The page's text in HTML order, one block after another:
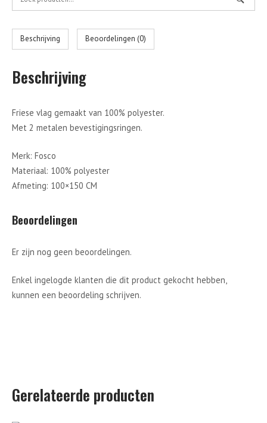
Beschrijving Beoordelingen (0)
Beschrijving
Friese vlag gemaakt van 100% polyester.
Met 2 metalen bevestigingsringen.
Merk: Fosco
Materiaal: 100% polyester
Afmeting: 100×150 CM
Beoordelingen
Er zijn nog geen beoordelingen.
Enkel ingelogde klanten die dit product gekocht hebben,
kunnen een beoordeling schrijven.
Gerelateerde producten